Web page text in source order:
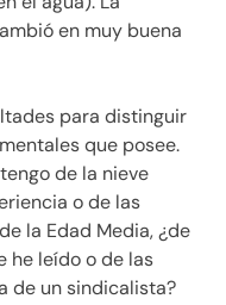
en muy buena
para distinguir
que posee.
de la nieve
o de las
la Edad Media, ¿de
he leído o de las
de un sindicalista?